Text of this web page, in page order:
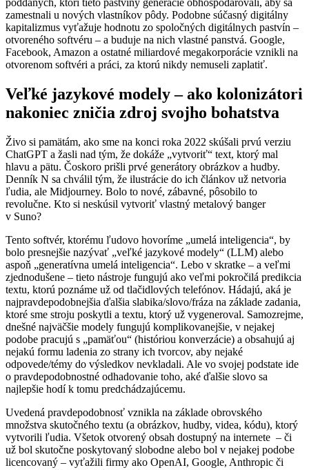
poddaných, ktorí tieto pastviny generácie obhospodarovali, aby sa
zamestnali u nových vlastníkov pôdy. Podobne súčasný digitálny
kapitalizmus vyťažuje hodnotu zo spoločných digitálnych pastvín –
otvoreného softvéru – a buduje na nich vlastné panstvá. Google,
Facebook, Amazon a ostatné miliardové megakorporácie vznikli na
otvorenom softvéri a práci, za ktorú nikdy nemuseli zaplatiť.
Veľké jazykové modely – ako kolonizátori
nakoniec zničia zdroj svojho bohatstva
Živo si pamätám, ako sme na konci roka 2022 skúšali prvú verziu
ChatGPT a žasli nad tým, že dokáže „vytvoriť“ text, ktorý mal
hlavu a pätu. Čoskoro prišli prvé generátory obrázkov a hudby.
Denník N sa chválil tým, že ilustrácie do ich článkov už netvoria
ľudia, ale Midjourney. Bolo to nové, zábavné, pôsobilo to
revolučne. Kto si neskúsil vytvoriť vlastný metalový banger
v Suno?
Tento softvér, ktorému ľudovo hovoríme „umelá inteligencia“, by
bolo presnejšie nazývať „veľké jazykové modely“ (LLM) alebo
aspoň „generatívna umelá inteligencia“. Lebo v skratke – a veľmi
zjednodušene – tieto nástroje fungujú ako veľmi pokročilá predikcia
textu, ktorú poznáme už od tlačidlových telefónov. Hádajú, aká je
najpravdepodobnejšia ďalšia slabika/slovo/fráza na základe zadania,
ktoré sme stroju poskytli a textu, ktorý už vygeneroval. Samozrejme,
dnešné najväčšie modely fungujú komplikovanejšie, v nejakej
podobe pracujú s „pamäťou“ (históriou konverzácie) a obsahujú aj
nejakú formu ladenia zo strany ich tvorcov, aby nejaké
odpovede/témy do výsledkov nevkladali. Ale vo svojej podstate ide
o pravdepodobnostné odhadovanie toho, aké ďalšie slovo sa
najlepšie hodí k tomu predchádzajúcemu.
Uvedená pravdepodobnosť vznikla na základe obrovského
množstva skutočného textu (a obrázkov, hudby, videa, kódu), ktorý
vytvorili ľudia. Všetok otvorený obsah dostupný na internete – či
už bol skutočne poskytovaný slobodne alebo bol v nejakej podobe
licencovaný – vyťažili firmy ako OpenAI, Google, Anthropic či